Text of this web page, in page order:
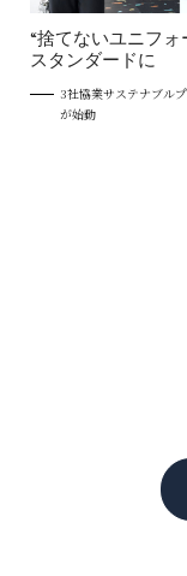
“捨てないユニフォ
スタンダードに
3社協業サステナブル
が始動